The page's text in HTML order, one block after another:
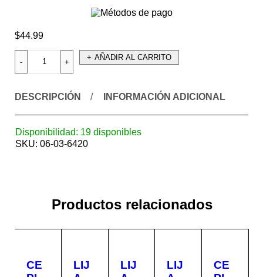
$44.99
AÑADIR AL CARRITO
DESCRIPCIÓN INFORMACIÓN ADICIONAL
Disponibilidad: 19 disponibles
SKU: 06-03-6420
Productos relacionados
CE
LIJ
LIJ
LIJ
CE